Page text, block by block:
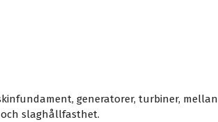
generatorer, turbiner, mellan
slaghållfasthet.